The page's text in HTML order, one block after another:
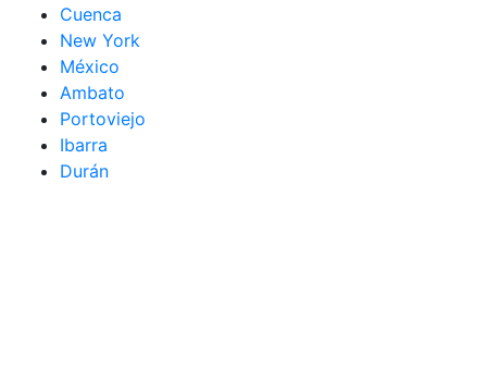
Cuenca
New York
México
Ambato
Portoviejo
Ibarra
Durán